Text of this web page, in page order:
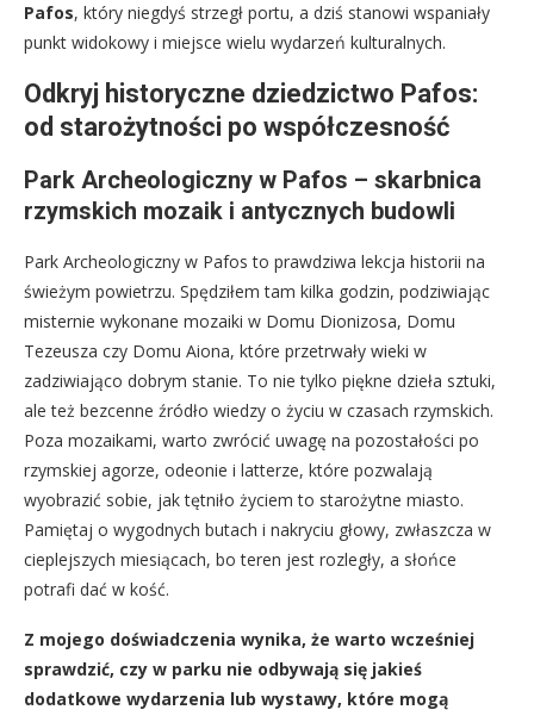
Pafos, który niegdyś strzegł portu, a dziś stanowi wspaniały
punkt widokowy i miejsce wielu wydarzeń kulturalnych.
Odkryj historyczne dziedzictwo Pafos:
od starożytności po współczesność
Park Archeologiczny w Pafos – skarbnica
rzymskich mozaik i antycznych budowli
Park Archeologiczny w Pafos to prawdziwa lekcja historii na
świeżym powietrzu. Spędziłem tam kilka godzin, podziwiając
misternie wykonane mozaiki w Domu Dionizosa, Domu
Tezeusza czy Domu Aiona, które przetrwały wieki w
zadziwiająco dobrym stanie. To nie tylko piękne dzieła sztuki,
ale też bezcenne źródło wiedzy o życiu w czasach rzymskich.
Poza mozaikami, warto zwrócić uwagę na pozostałości po
rzymskiej agorze, odeonie i latterze, które pozwalają
wyobrazić sobie, jak tętniło życiem to starożytne miasto.
Pamiętaj o wygodnych butach i nakryciu głowy, zwłaszcza w
cieplejszych miesiącach, bo teren jest rozległy, a słońce
potrafi dać w kość.
Z mojego doświadczenia wynika, że warto wcześniej
sprawdzić, czy w parku nie odbywają się jakieś
dodatkowe wydarzenia lub wystawy, które mogą